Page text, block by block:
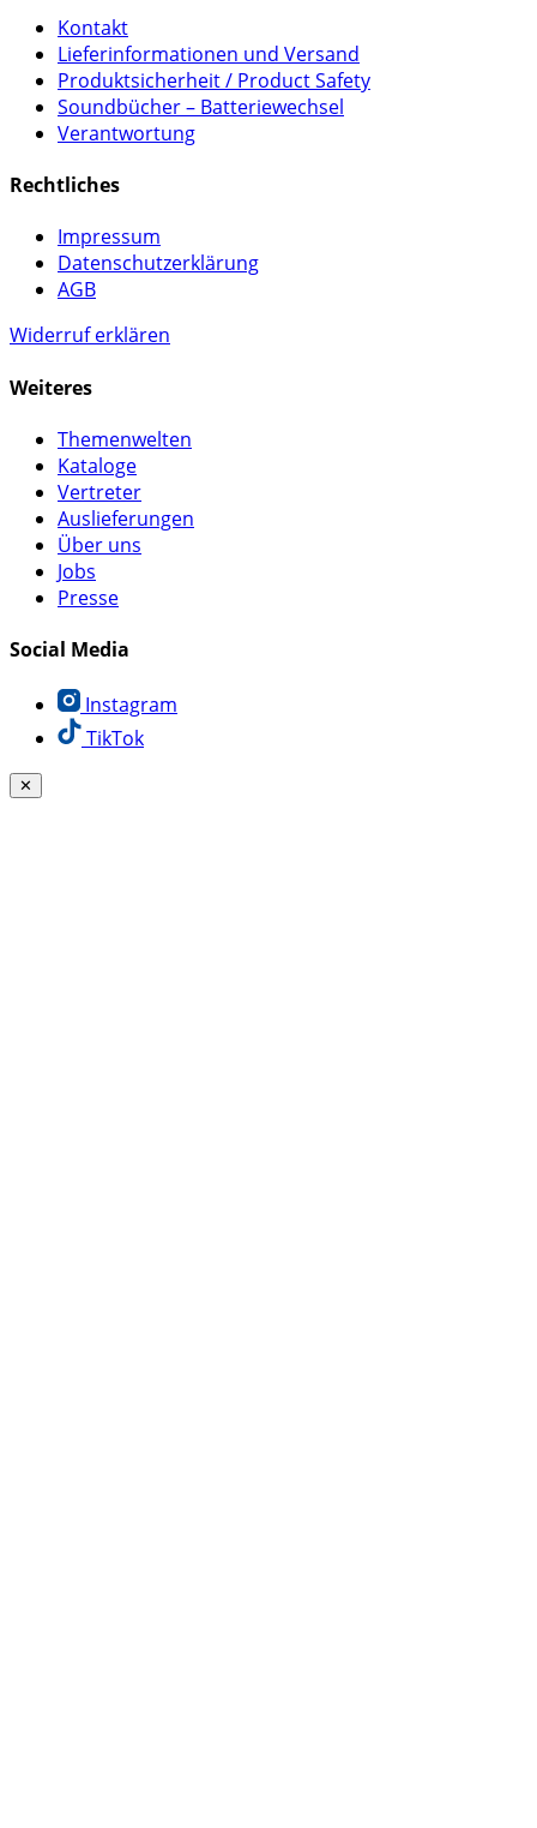
Kontakt
Lieferinformationen und Versand
Produktsicherheit / Product Safety
Soundbücher – Batteriewechsel
Verantwortung
Rechtliches
Impressum
Datenschutzerklärung
AGB
Widerruf erklären
Weiteres
Themenwelten
Kataloge
Vertreter
Auslieferungen
Über uns
Jobs
Presse
Social Media
Instagram
TikTok
✕